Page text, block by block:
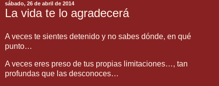
sábado, 26 de abril de 2014
La vida te lo agradecerá
A veces te sientes detenido y no sabes dónde, en qué
punto…
A veces eres preso de tus propias limitaciones…, tan
profundas que las desconoces…